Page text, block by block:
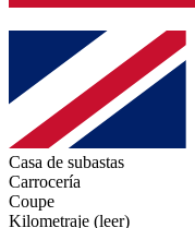
Casa de subastas
Carrocería
Coupe
Kilometraje (leer)